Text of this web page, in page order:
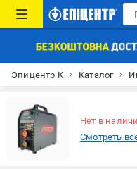
Эпицентр К Каталог
Нет в
Смотреть